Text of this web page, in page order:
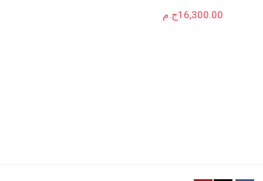
ج.م16,300.00